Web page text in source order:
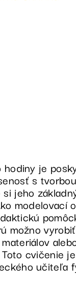
je
s
jeho
modelovací
možno
cvičenie
učiteľa